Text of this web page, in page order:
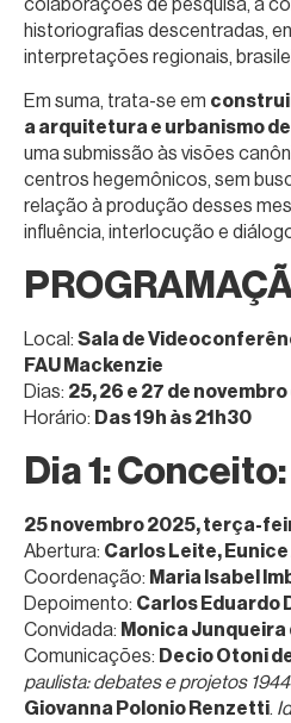
historiografias descentradas,
interpretações regionais,
Em suma, trata-se em
a arquitetura e urbanismo
uma submissão às visões
centros hegemônicos, sem
relação à produção desses
influência, interlocução e
Local: Sala de
FAU Mackenzie
Dias: 25, 26 e 27 de
Horário: Das 19h às 21h30
Dia 1:
25 novembro 2025, terça-
Abertura: Carlos Leite,
Coordenação: Maria Isabel
Depoimento: Carlos Eduardo
Convidada: Monica Junqueira
Comunicações: Decio Otoni
paulista: debates e projetos
Giovanna Polonio Renzetti.